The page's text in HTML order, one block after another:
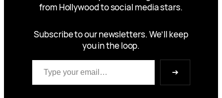
from Hollywood to social media stars.
Subscribe to our newsletters. We’ll keep
you in the loop.
Type your email…
➔